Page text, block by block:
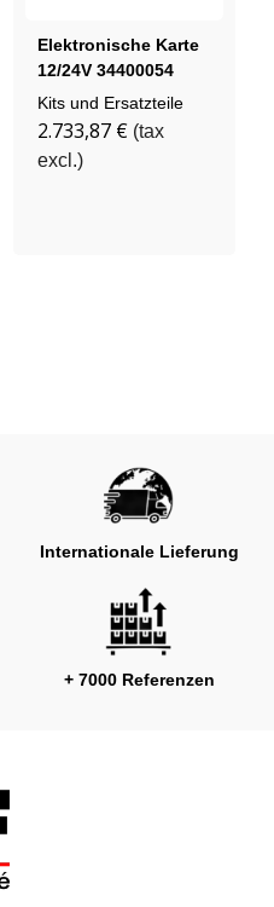
Elektronische Karte
12/24V 34400054
Kits und Ersatzteile
2.733,87 € (tax
excl.)
Internationale Lieferung
+ 7000 Referenzen